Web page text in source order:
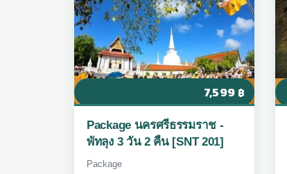
7,599 ฿
Package นครศรีธรรมราช -
พัทลุง 3 วัน 2 คืน [SNT 201]
Package